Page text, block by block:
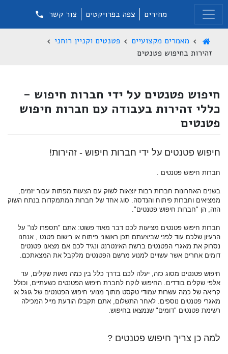
מחירים צפה בפרויקטים צור קשר
מאמרים מקצועיים
פטנטים וקניין רוחני
זהירות בחיפוש פטנטים
חיפוש פטנטים על ידי חברות חיפוש -
כללי זהירות בעבודה עם חברות חיפוש
פטנטים
חיפוש פטנטים על ידי חברות חיפוש - זהירות!
חברות חיפוש פטנטים .
בשנים האחרונות חברות רבות יוצאות לשוק עם הצעות מפתות עבור יזמים,
ממציאים וחברות פיתוח והנדסה. סוג אחד של חברות המתמקדות בנתח השוק
הזה, הן "חברות חיפוש פטנטים".
חברות חיפוש פטנטים מציעות לכם דבר מאוד פשוט: אתם "תספרו לנו" על
הרעיון שלכם עוד לפני שביצעתם תכן ראשוני פיתוח או רישום פטנט , אנחנו
נסרוק את מאגרי הפטנטים ברשת האינטרנט ונגיד לכם אם מצאנו פטנטים
דומים אחרים אשר עשויים למנוע מרשם הפטנטים מלקבל את המצאתכם.
חיפוש פטנטים מסוג כזה, יעלה לכם בדרך כלל בין כמה מאות שקלים, עד
אלפי שקלים בודדים. החיפוש לוקח לחברת חיפוש הפטנטים כשעתיים, וכולל
קריאה של כמה עשרות עמודי טקסט מתוך מנועי חיפוש הפטנטים של גוגל או
מאגרי פטנטים נוספים. לאחר התשלום, אתם תקבלו הודעת מייל המכילה
רשימת פטנטים "דומים" שנמצאו בחיפוש.
למה כן צריך חיפוש פטנטים ?